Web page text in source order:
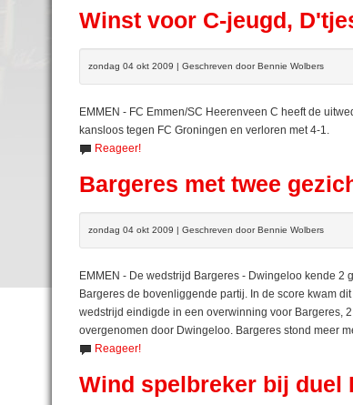
Winst voor C-jeugd,
zondag 04 okt 2009 | Geschreven door Bennie Wolbers
EMMEN - FC Emmen/SC Heerenveen C heeft de
kansloos tegen FC Groningen en verloren met 4-1.
Reageer!
Bargeres met twee
zondag 04 okt 2009 | Geschreven door Bennie Wolbers
EMMEN - De wedstrijd Bargeres - Dwingeloo kende
Bargeres de bovenliggende partij. In de score kwam
wedstrijd eindigde in een overwinning voor Bargeres,
overgenomen door Dwingeloo. Bargeres stond meer
Reageer!
Wind spelbreker bij duel